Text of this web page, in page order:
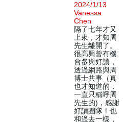
2024/1/13
Vanessa
Chen
隔了七年才又
上來，才知周
先生離開了。
很高興曾有機
會參與好讀，
透過網路與周
博士共事（真
也才知道的，
一直只稱呼周
先生的)，感謝
好讀團隊！也
和過去一樣，